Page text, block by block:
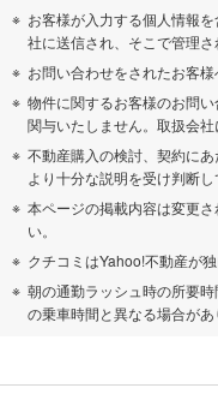
お客様が入力する個人情報
社に送信され、そこで管理さ
お問い合わせをされたお客
物件に関するお客様のお問
関与いたしません。取扱会社
不動産購入の検討、契約に
より十分な説明を受け判断し
本ページの掲載内容は変更
い。
クチコミはYahoo!不動産が
朝の通勤ラッシュ時の所要
の乗車時間と異なる場合があ